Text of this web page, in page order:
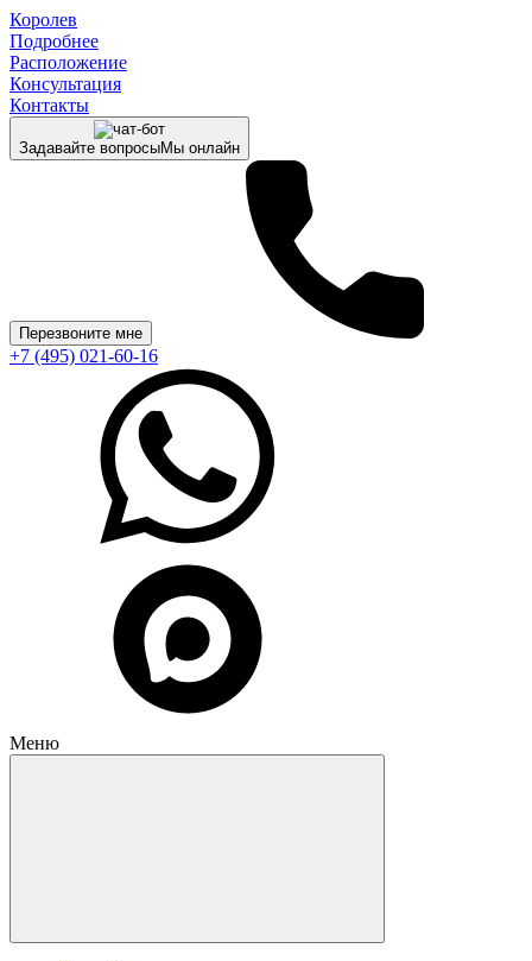
Королев
Подробнее
Расположение
Консультация
Контакты
Задавайте вопросыМы онлайн
Перезвоните мне
+7 (495) 021-60-16
Меню